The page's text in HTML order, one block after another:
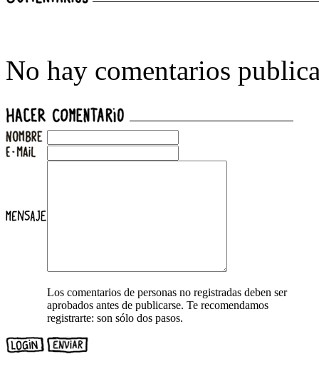
No hay comentarios
Los comentarios de personas no registradas deben ser
aprobados antes de publicarse. Te recomendamos
registrarte: son sólo dos pasos.